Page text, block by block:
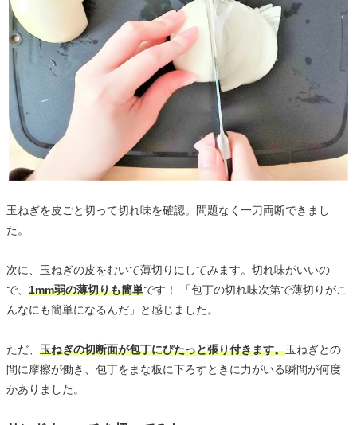
玉ねぎを皮ごと切って切れ味を確認。問題なく一刀両断できまし
た。
次に、玉ねぎの皮をむいて薄切りにしてみます。切れ味がいいの
で、 1mm弱の薄切りも簡単です！ 「包丁の切れ味次第で薄切りがこ
んなにも簡単になるんだ」と感じました。
ただ、 玉ねぎの切断面が包丁にぴたっと張り付きます。玉ねぎとの
間に摩擦が働き、包丁をまな板に下ろすときに力がいる瞬間が何度
かありました。